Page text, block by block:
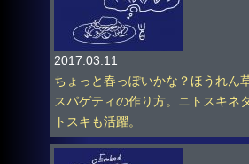
2017.03.11
ちょっと春っぽいかな？ほうれん
スパゲティの作り方。ニトスキネ
トスキも活躍。